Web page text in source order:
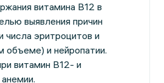
витамина В12 в
выявления причин
числа эритроцитов и
и нейропатии.
витамин B12- и